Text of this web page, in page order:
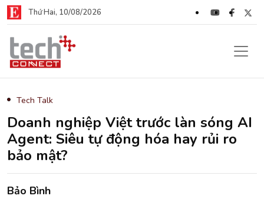
Thứ Hai, 10/08/2026
Tech Talk
Doanh nghiệp Việt trước làn sóng AI
Agent: Siêu tự động hóa hay rủi ro
bảo mật?
Bảo Bình